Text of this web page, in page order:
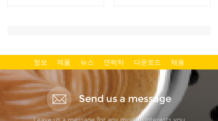
정보 제품 뉴스 연락처 다운로드 채용
Send us a message